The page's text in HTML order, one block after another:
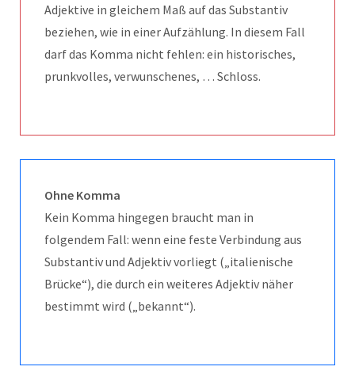
Adjektive in gleichem Maß auf das Substantiv
beziehen, wie in einer Aufzählung. In diesem Fall
darf das Komma nicht fehlen: ein historisches,
prunkvolles, verwunschenes, … Schloss.
Ohne Komma
Kein Komma hingegen braucht man in
folgendem Fall: wenn eine feste Verbindung aus
Substantiv und Adjektiv vorliegt („italienische
Brücke“), die durch ein weiteres Adjektiv näher
bestimmt wird („bekannt“).